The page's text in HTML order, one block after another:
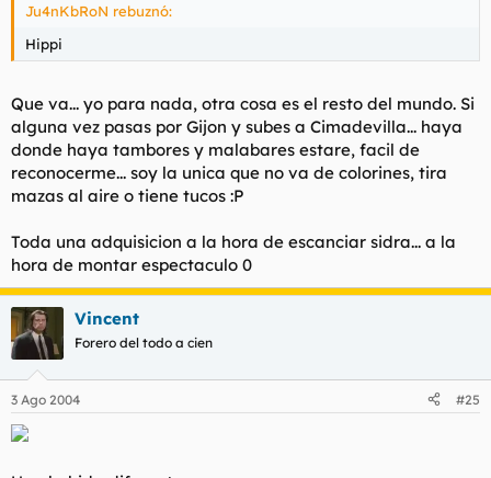
Ju4nKbRoN rebuznó:
Hippi
Que va... yo para nada, otra cosa es el resto del mundo. Si
alguna vez pasas por Gijon y subes a Cimadevilla... haya
donde haya tambores y malabares estare, facil de
reconocerme... soy la unica que no va de colorines, tira
mazas al aire o tiene tucos :P
Toda una adquisicion a la hora de escanciar sidra... a la
hora de montar espectaculo 0
Vincent
Forero del todo a cien
3 Ago 2004 #25